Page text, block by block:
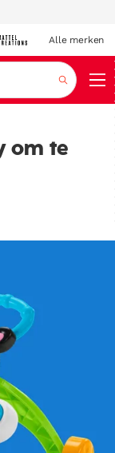
Alle merken
Zoeken
om te